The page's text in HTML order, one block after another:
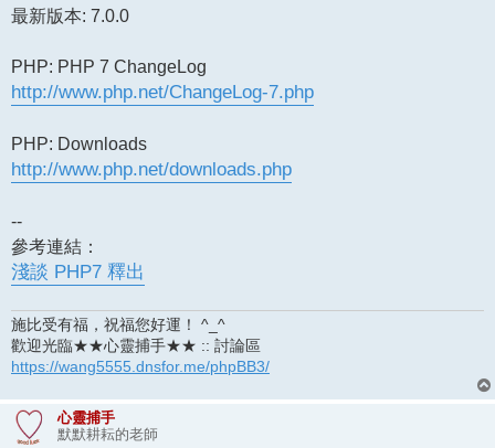
最新版本: 7.0.0
PHP: PHP 7 ChangeLog
http://www.php.net/ChangeLog-7.php
PHP: Downloads
http://www.php.net/downloads.php
--
參考連結：
淺談 PHP7 釋出
施比受有福，祝福您好運！ ^_^
歡迎光臨★★心靈捕手★★ :: 討論區
https://wang5555.dnsfor.me/phpBB3/
心靈捕手
默默耕耘的老師